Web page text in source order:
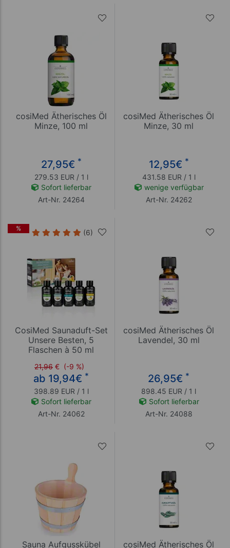
cosiMed Ätherisches Öl
Minze, 100 ml
27,95€ *
279.53 EUR / 1 l
Sofort lieferbar
Art-Nr. 24264
cosiMed Ätherisches Öl
Minze, 30 ml
12,95€ *
431.58 EUR / 1 l
wenige verfügbar
Art-Nr. 24262
% (6)
CosiMed Saunaduft-Set
Unsere Besten, 5
Flaschen à 50 ml
21,96 € (-9 %)
ab 19,94€ *
398.89 EUR / 1 l
Sofort lieferbar
Art-Nr. 24062
cosiMed Ätherisches Öl
Lavendel, 30 ml
26,95€ *
898.45 EUR / 1 l
Sofort lieferbar
Art-Nr. 24088
Sauna Aufgusskübel cosiMed Ätherisches Öl